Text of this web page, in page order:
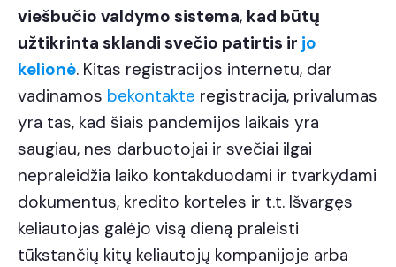
viešbučio valdymo sistema, kad būtų
užtikrinta sklandi svečio patirtis ir jo
kelionė. Kitas registracijos internetu, dar
vadinamos bekontakte registracija, privalumas
yra tas, kad šiais pandemijos laikais yra
saugiau, nes darbuotojai ir svečiai ilgai
nepraleidžia laiko kontakduodami ir tvarkydami
dokumentus, kredito korteles ir t.t. Išvargęs
keliautojas galėjo visą dieną praleisti
tūkstančių kitų keliautojų kompanijoje arba